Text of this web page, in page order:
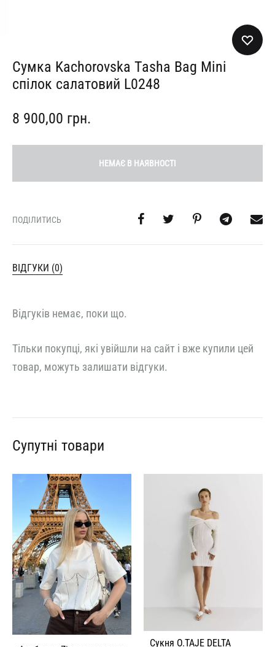
Сумка Kachorovska Tasha Bag Mini
спілок салатовий L0248
8 900,00 грн.
НЕМАЄ В НАЯВНОСТІ
ПОДІЛИТИСЬ
ВІДГУКИ (0)
Відгуків немає, поки що.
Тільки покупці, які увійшли на сайт і вже купили цей
товар, можуть залишати відгуки.
Супутні товари
Сукня O.TAJE DELTA